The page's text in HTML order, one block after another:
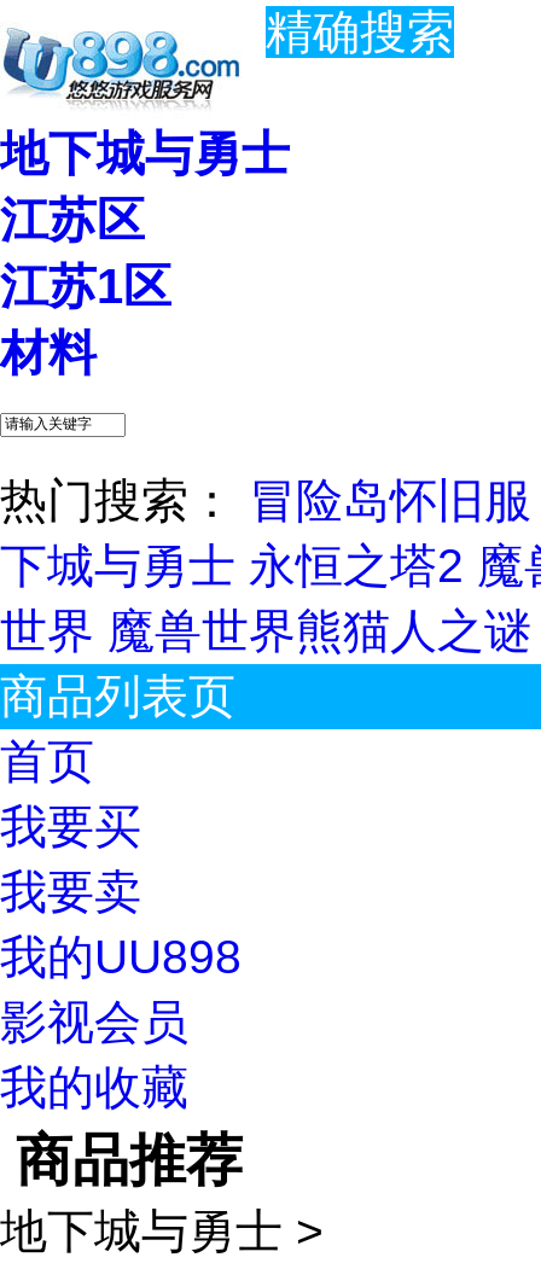
精确搜索
地下城与勇士
江苏区
江苏1区
材料
热门搜索： 冒险岛怀旧
下城与勇士 永恒之塔2 魔
世界 魔兽世界熊猫人之
商品列表页
首页
我要买
我要卖
我的UU898
影视会员
我的收藏
商品推荐
地下城与勇士 >